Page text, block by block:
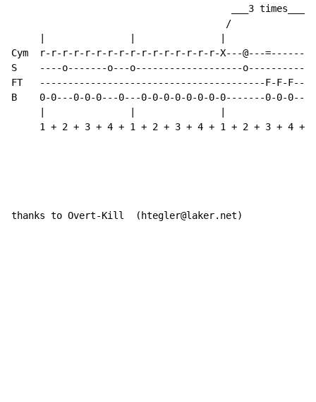
                                       ___3 times___
                                      /
Cym  r-r-r-r-r-r-r-r-r-r-r-r-r-r-r-r-X---@---=-------|
S    ----o-------o---o-------------------o-----------|
FT   ----------------------------------------F-F-F- -
B    0-0---0-0-0---0---0-0-0-0-0-0-0-0-------0-0-0---|
     1 + 2 + 3 + 4 + 1 + 2 + 3 + 4 + 1 + 2 + 3 + 4 +
thanks to Overt-Kill  (htegler@laker.net)